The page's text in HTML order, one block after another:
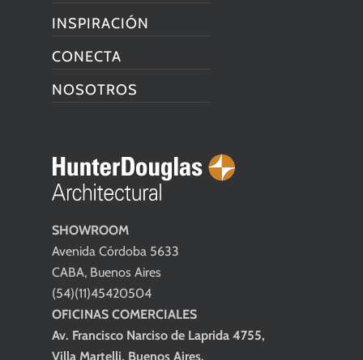
SHOWROOM
Avenida Córdoba 5633
CABA, Buenos Aires
(54)(11)45420504
OFICINAS COMERCIALES
Av. Francisco Narciso de Laprida 4755,
Villa Martelli, Buenos Aires.
INSPIRACIÓN
CONECTA
NOSOTROS